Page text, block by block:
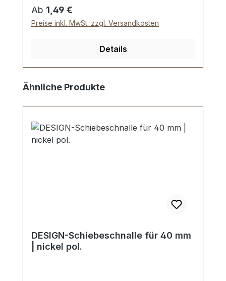
Regulärer Preis:
Ab 1,49 €
Preise inkl. MwSt. zzgl. Versandkosten
Details
Produktgalerie überspringen
Ähnliche Produkte
DESIGN-Schiebeschnalle für 40 mm
| nickel pol.